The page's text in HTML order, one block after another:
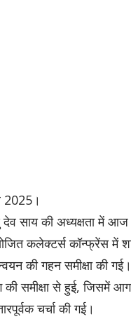
2025।
देव साय की अध्यक्षता में
कलेक्टर्स कॉन्फ्रेंस में
की गहन समीक्षा की
समीक्षा से हुई, जिसमें
चर्चा की गई।